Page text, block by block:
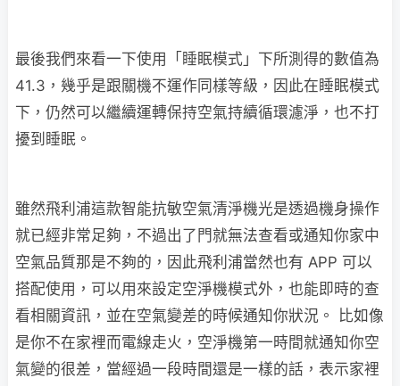
最後我們來看一下使用「睡眠模式」下所測得的數值為
41.3，幾乎是跟關機不運作同樣等級，因此在睡眠模式
下，仍然可以繼續運轉保持空氣持續循環濾淨，也不打
擾到睡眠。
雖然飛利浦這款智能抗敏空氣清淨機光是透過機身操作
就已經非常足夠，不過出了門就無法查看或通知你家中
空氣品質那是不夠的，因此飛利浦當然也有 APP 可以
搭配使用，可以用來設定空淨機模式外，也能即時的查
看相關資訊，並在空氣變差的時候通知你狀況。 比如像
是你不在家裡而電線走火，空淨機第一時間就通知你空
氣變的很差，當經過一段時間還是一樣的話，表示家裡